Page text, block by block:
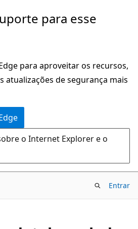
para esse
para aproveitar os recursos,
atualizações de segurança mais
o Internet Explorer e o
Entrar